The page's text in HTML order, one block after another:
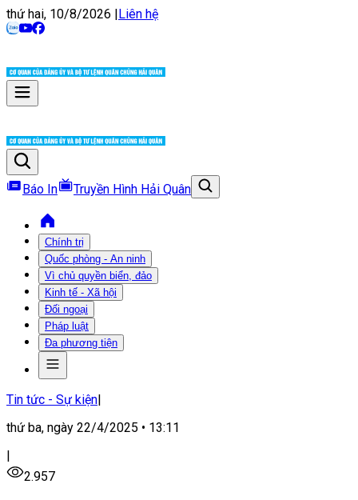
thứ hai, 10/8/2026 |Liên hệ
Báo In Truyền Hình Hải Quân
Chính trị
Quốc phòng - An ninh
Vì chủ quyền biển, đảo
Kinh tế - Xã hội
Đối ngoại
Pháp luật
Đa phương tiện
Tin tức - Sự kiện|
thứ ba, ngày 22/4/2025 • 13:11
|
2.957